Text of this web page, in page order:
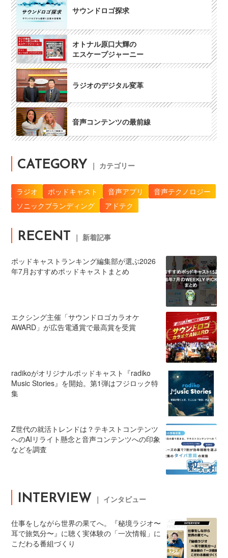
サウンドロゴ探求
オトナル原口大輝の
エスケープジャーニー
ラジオのデジタル変革
音声コンテンツの最前線
CATEGORY ｜ カテゴリー
ラジオ ポッドキャスト 音声アプリ
音声テクノロジー
ソニックブランディング
アドテク
RECENT ｜ 新着記事
ポッドキャストランキング編集部が選ぶ2026
年7月おすすめポッドキャストまとめ
エクシング主催「サウンドロゴカラオケ
AWARD」が広告電通賞で最高賞を受賞
radikoがオリジナルポッドキャスト『radiko
Music Stories』を開始。第1弾はフジロック特
集
Z世代の就活トレンドは？テキストコンテンツ
へのAIリライト懸念と音声コンテンツへの印象
などを調査
INTERVIEW ｜ インタビュー
仕事をしながら世界の果てへ。『秘境ラジオ〜
耳で旅気分〜』に聴く実体験の「一次情報」に
こだわる番組づくり